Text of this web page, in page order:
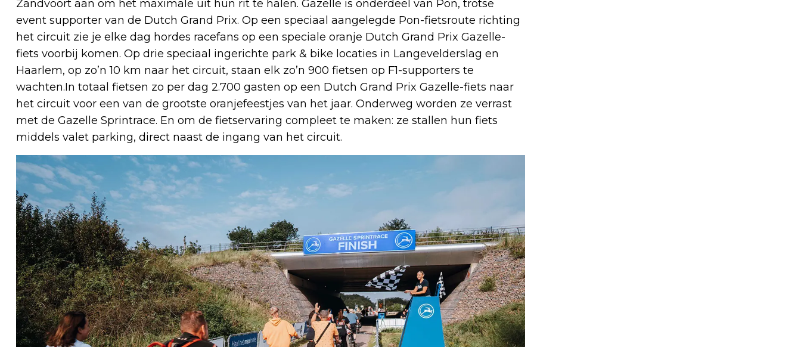
Zandvoort aan om het maximale uit hun rit te halen. Gazelle is onderdeel van Pon, trotse
event supporter van de Dutch Grand Prix. Op een speciaal aangelegde Pon-fietsroute richting
het circuit zie je elke dag hordes racefans op een speciale oranje Dutch Grand Prix Gazelle-
fiets voorbij komen. Op drie speciaal ingerichte park & bike locaties in Langevelderslag en
Haarlem, op zo’n 10 km naar het circuit, staan elk zo’n 900 fietsen op F1-supporters te
wachten.In totaal fietsen zo per dag 2.700 gasten op een Dutch Grand Prix Gazelle-fiets naar
het circuit voor een van de grootste oranjefeestjes van het jaar. Onderweg worden ze verrast
met de Gazelle Sprintrace. En om de fietservaring compleet te maken: ze stallen hun fiets
middels valet parking, direct naast de ingang van het circuit.